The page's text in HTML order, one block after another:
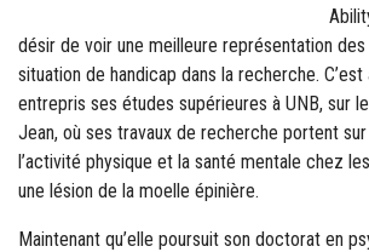
désir de voir une meilleure représentation
situation de handicap dans la recherche. C’est
entrepris ses études supérieures à UNB, sur
Jean, où ses travaux de recherche portent sur
l’activité physique et la santé mentale chez
une lésion de la moelle épinière.
Maintenant qu’elle poursuit son doctorat en